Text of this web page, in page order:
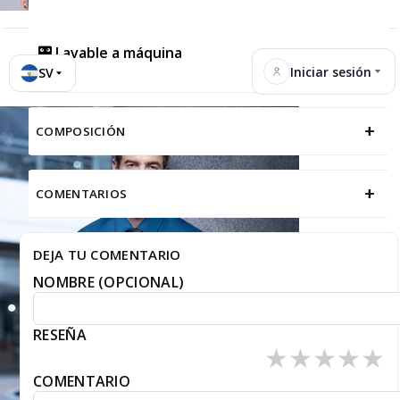
SV Iniciar sesión
🎛️ Lavable a máquina
COMPOSICIÓN +
COMENTARIOS +
DEJA TU COMENTARIO
NOMBRE (OPCIONAL)
RESEÑA
★
★
★
★
★
COMENTARIO